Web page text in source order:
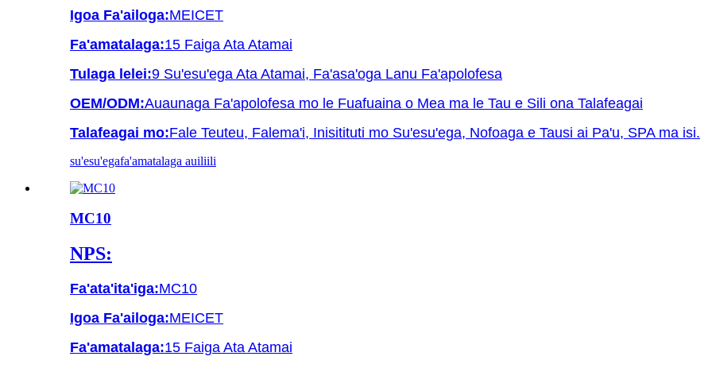
Igoa Fa'ailoga:MEICET
Fa'amatalaga:15 Faiga Ata Atamai
Tulaga lelei:9 Su'esu'ega Ata Atamai, Fa'asa'oga Lanu Fa'apolofesa
OEM/ODM:Auaunaga Fa'apolofesa mo le Fuafuaina o Mea ma le Tau e Sili ona Talafeagai
Talafeagai mo:Fale Teuteu, Falema'i, Inisitituti mo Su'esu'ega, Nofoaga e Tausi ai Pa'u, SPA ma isi.
su'esu'egafa'amatalaga auiliili
MC10
NPS:
Fa'ata'ita'iga:MC10
Igoa Fa'ailoga:MEICET
Fa'amatalaga:15 Faiga Ata Atamai